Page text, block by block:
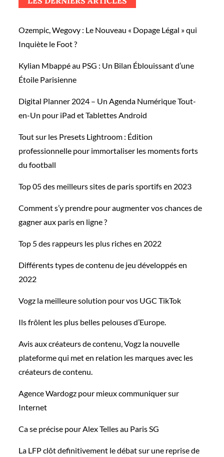
Ozempic, Wegovy : Le Nouveau « Dopage Légal » qui
Inquiète le Foot ?
Kylian Mbappé au PSG : Un Bilan Éblouissant d’une
Étoile Parisienne
Digital Planner 2024 – Un Agenda Numérique Tout-
en-Un pour iPad et Tablettes Android
Tout sur les Presets Lightroom : Édition
professionnelle pour immortaliser les moments forts
du football
Top 05 des meilleurs sites de paris sportifs en 2023
Comment s’y prendre pour augmenter vos chances de
gagner aux paris en ligne ?
Top 5 des rappeurs les plus riches en 2022
Différents types de contenu de jeu développés en
2022
Vogz la meilleure solution pour vos UGC TikTok
Ils frôlent les plus belles pelouses d’Europe.
Avis aux créateurs de contenu, Vogz la nouvelle
plateforme qui met en relation les marques avec les
créateurs de contenu.
Agence Wardogz pour mieux communiquer sur
Internet
Ca se précise pour Alex Telles au Paris SG
La LFP clôt definitivement le débat sur une reprise de